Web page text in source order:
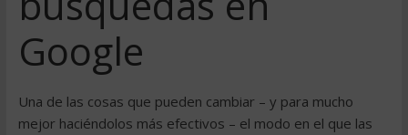
Google
Una de las cosas que pueden cambiar – y para mucho
mejor haciéndolos más efectivos – el modo en el que las